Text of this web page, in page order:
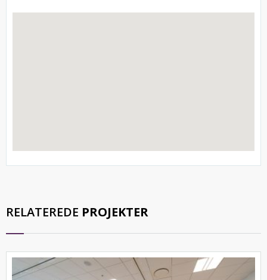
RELATEREDE PROJEKTER